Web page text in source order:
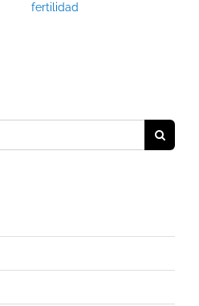
fertilidad